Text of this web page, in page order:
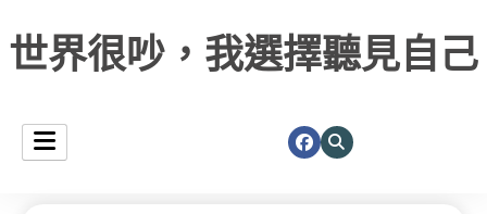
世界很吵，我選擇聽見自己